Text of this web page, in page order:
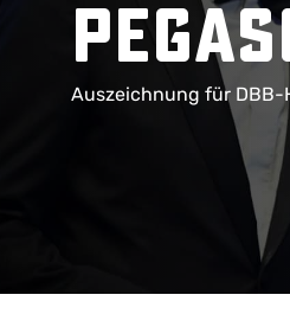
Auszeichnung für DBB-